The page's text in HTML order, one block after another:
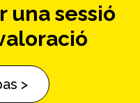
una sessió
>